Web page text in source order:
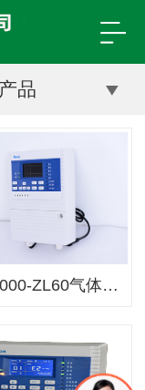
品
RBK-6000-ZL60气体控制器